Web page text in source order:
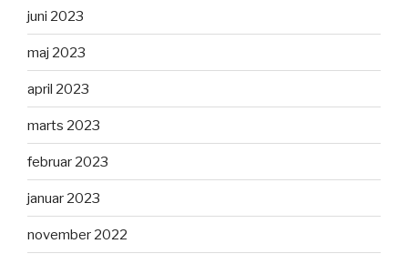
juni 2023
maj 2023
april 2023
marts 2023
februar 2023
januar 2023
november 2022